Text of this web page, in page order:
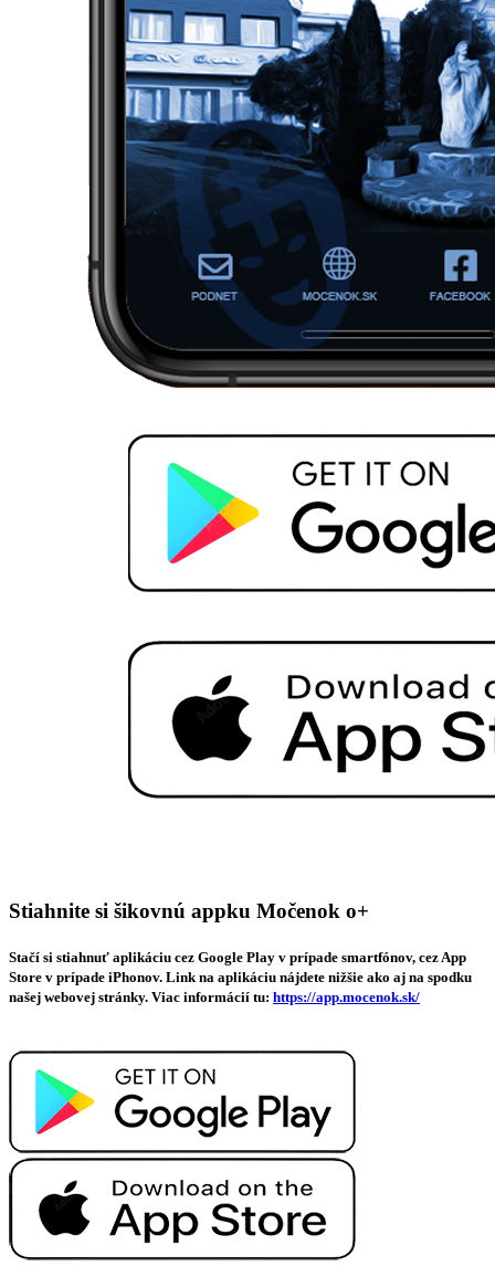
Stiahnite si šikovnú appku Močenok o+
Stačí si stiahnuť aplikáciu cez Google Play v prípade smartfónov, cez App
Store v prípade iPhonov. Link na aplikáciu nájdete nižšie ako aj na spodku
našej webovej stránky. Viac informácií tu: https://app.mocenok.sk/